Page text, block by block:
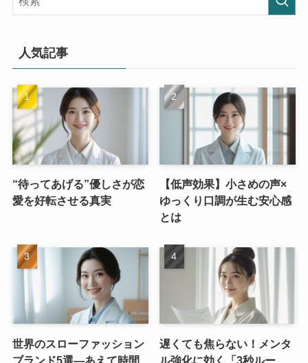
人気記事
“待ってあげる”優しさが恋
愛を好転させる真実
【低声効果】小さめの声×
ゆっくり口調が生む安心感
とは
世界のスローファッション
ブランド5選—あえて時間
遅くても焦らない！メンタ
ル強化に効く「3秒ルー